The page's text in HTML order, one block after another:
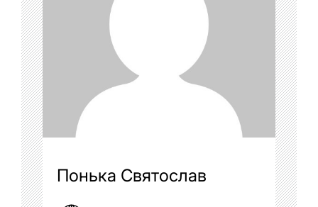
Понька Святослав